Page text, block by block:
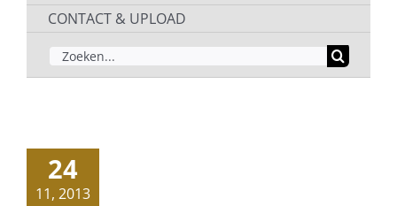
CONTACT & UPLOAD
ZOEKEN
NAAR:
24
11, 2013